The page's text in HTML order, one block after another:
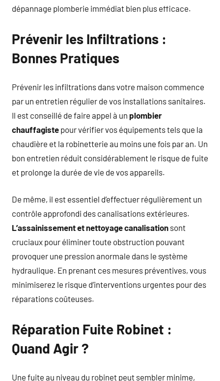
dépannage plomberie immédiat bien plus efficace.
Prévenir les Infiltrations :
Bonnes Pratiques
Prévenir les infiltrations dans votre maison commence
par un entretien régulier de vos installations sanitaires.
Il est conseillé de faire appel à un plombier
chauffagiste pour vérifier vos équipements tels que la
chaudière et la robinetterie au moins une fois par an. Un
bon entretien réduit considérablement le risque de fuite
et prolonge la durée de vie de vos appareils.
De même, il est essentiel d’effectuer régulièrement un
contrôle approfondi des canalisations extérieures.
L’assainissement et nettoyage canalisation sont
cruciaux pour éliminer toute obstruction pouvant
provoquer une pression anormale dans le système
hydraulique. En prenant ces mesures préventives, vous
minimiserez le risque d’interventions urgentes pour des
réparations coûteuses.
Réparation Fuite Robinet :
Quand Agir ?
Une fuite au niveau du robinet peut sembler minime,